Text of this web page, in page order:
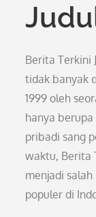
Berita Terkini
tidak banyak
1999 oleh
hanya
pribadi sang
waktu, Berita
menjadi
populer di